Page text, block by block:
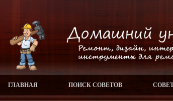
ГЛАВНАЯ ПОИСК СОВЕТОВ